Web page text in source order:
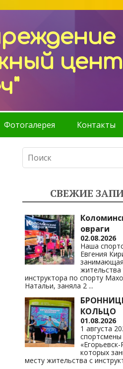
Фотогалерея Контакты
СВЕЖИЕ
овраги
02.08.2026
Наша
Евгения
жительства
инструктора по спорту
Натальи, заняла 2 ...
КОЛЬЦО
01.08.2026
1 августа
которых
месту жительства с